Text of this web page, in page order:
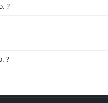
?
?